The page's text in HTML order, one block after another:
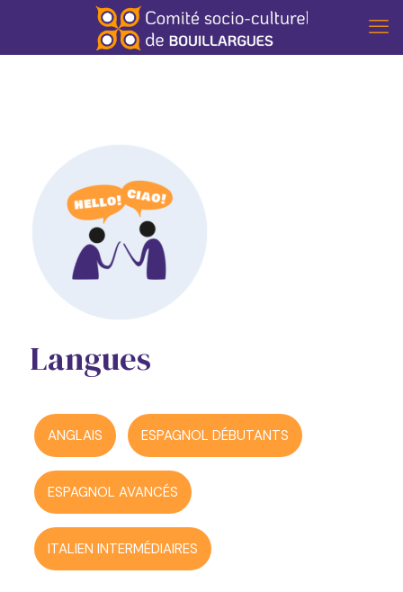
Langues
ANGLAIS ESPAGNOL DÉBUTANTS
ESPAGNOL AVANCÉS
ITALIEN INTERMÉDIAIRES